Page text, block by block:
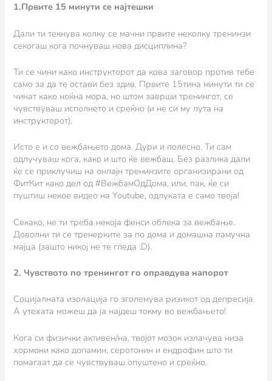
1.Првите 15 минути се најтешки
Дали ти текнува колку се мачни првите неколку тренинзи
секогаш кога почнуваш нова дисциплина?
Ти се чини како инструкторот да кова заговор против тебе
само за да те остави без здив. Првите 15тина минути ти се
чинат како ноќна мора, но штом заврши тренингот, се
чувствуваш исполнето и среќно (и не си му лута на
инструкторот).
Исто е и со вежбањето дома. Дури и полесно. Ти сам
одлучуваш кога, како и што ќе вежбаш. Без разлика дали
ќе се приклучиш на онлајн тренинзите организирани од
ФитКит како дел од #ВежбамОдДома, или, пак, ќе си
пуштиш некое видео на Youtube, одлуката е само твоја!
Секако, не ти треба некоја фенси облека за вежбање.
Доволни ти се тренерките за по дома и домашна памучна
мајца (зашто никој не те гледа :D).
2. Чувството по тренингот го оправдува напорот
Социјалната изолација го зголемува ризикот од депресија.
А утехата можеш да ја најдеш токму во вежбањето!
Кога си физички активен/на, твојот мозок излачува низа
хормони како допамин, серотонин и ендрофин што ти
помагаат да се чувствуваш опуштено и среќно.